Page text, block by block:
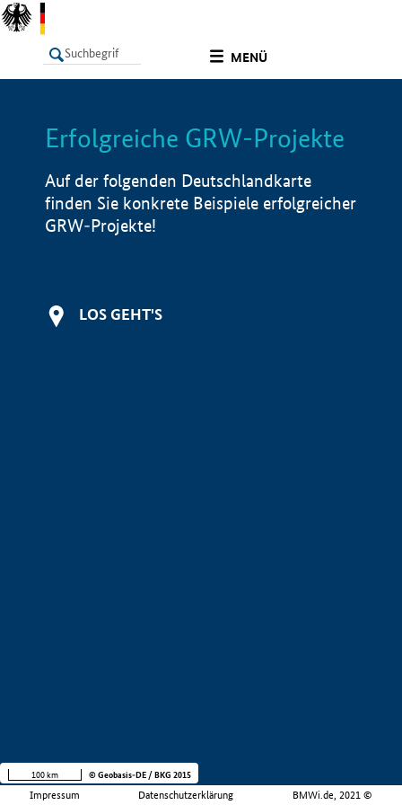
MENÜ
LISTE Info
Erfolgreiche GRW-Projekte
Auf der folgenden Deutschlandkarte
finden Sie konkrete Beispiele erfolgreicher
GRW-Projekte!
LOS GEHT'S
Impressum Datenschutzerklärung BMWi.de, 2021 ©
100 km © Geobasis-DE / BKG 2015